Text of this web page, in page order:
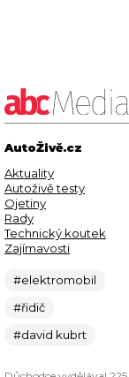
AutoŽivě.cz
Aktuality
Autoživě testy
Ojetiny
Rady
Technický koutek
Zajímavosti
#elektromobil
#řidič
#david kubrt